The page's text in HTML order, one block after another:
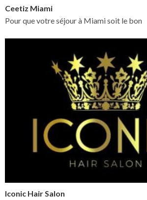
Ceetiz Miami
Pour que votre séjour à Miami soit le bon
Iconic Hair Salon